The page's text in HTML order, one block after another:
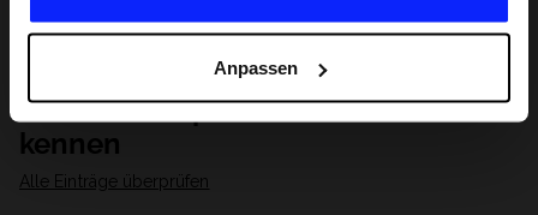
Anpassen
Lernen Sie Sport von Grund auf
kennen
Alle Einträge überprüfen